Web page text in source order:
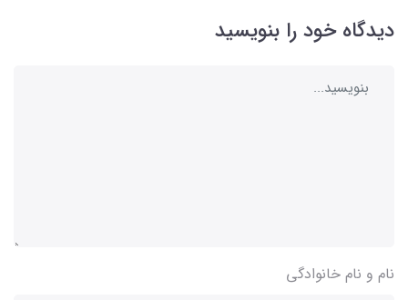
دیدگاه خود را بنویسید
نام و نام خانوادگی